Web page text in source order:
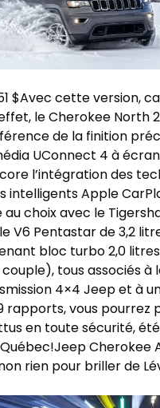
$Avec cette version,
le Cherokee North
de la finition
UConnect 4 à
l’intégration des
intelligents Apple
au choix avec le
V6 Pentastar de 3,2
bloc turbo 2,0
tous associés à
4×4 Jeep et à
rapports, vous pourrez
en toute sécurité,
Cherokee
rien pour briller de